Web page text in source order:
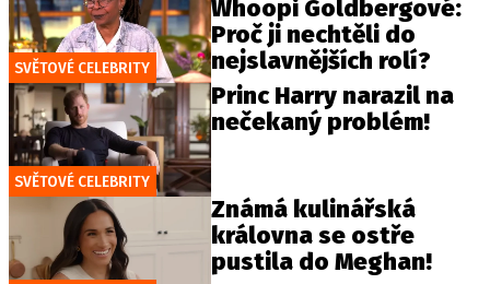
SVĚTOVÉ CELEBRITY
Whoopi Goldbergové:
Proč ji nechtěli do
nejslavnějších rolí?
SVĚTOVÉ CELEBRITY
Princ Harry narazil na
nečekaný problém!
Známá kulinářská
královna se ostře
pustila do Meghan!